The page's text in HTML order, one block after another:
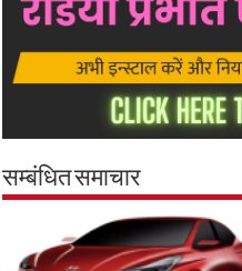
सम्बंधित समाचार